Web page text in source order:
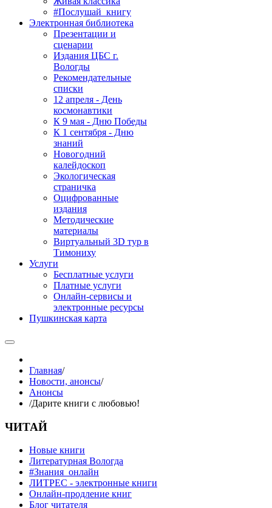
#Послушай_книгу
Электронная библиотека
Презентации и
сценарии
Издания ЦБС г.
Вологды
Рекомендательные
списки
12 апреля - День
космонавтики
К 9 мая - Дню Победы
К 1 сентября - Дню
знаний
Новогодний
калейдоскоп
Экологическая
страничка
Оцифрованные
издания
Методические
материалы
Виртуальный 3D тур в
Тимониху
Услуги
Бесплатные услуги
Платные услуги
Онлайн-сервисы и
электронные ресурсы
Пушкинская карта
Главная/
Новости, анонсы/
Анонсы
/Дарите книги с любовью!
ЧИТАЙ
Новые книги
Литературная Вологда
#Знания_онлайн
ЛИТРЕС - электронные книги
Онлайн-продление книг
Блог читателя